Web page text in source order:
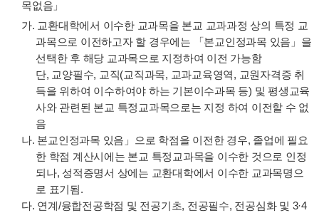
목없음」
가. 교환대학에서 이수한 교과목을 본교 교과과정 상의 특정 교
과목으로 이전하고자 할 경우에는 「본교인정과목 있음」을
선택한 후 해당 교과목으로 지정하여 이전 가능함
단, 교양필수, 교직(교직과목, 교과교육영역, 교원자격증 취
득을 위하여 이수하여야 하는 기본이수과목 등) 및 평생교육
사와 관련된 본교 특정교과목으로는 지정 하여 이전할 수 없
음
나. 본교인정과목 있음」으로 학점을 이전한 경우, 졸업에 필요
한 학점 계산시에는 본교 특정교과목을 이수한 것으로 인정
되나, 성적증명서 상에는 교환대학에서 이수한 교과목명으
로 표기됨.
다. 연계/융합전공학점 및 전공기초, 전공필수, 전공심화 및 3·4